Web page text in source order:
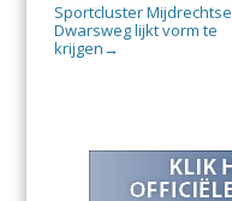
Sportcluster Mijdrechtse
Dwarsweg lijkt vorm te
krijgen →